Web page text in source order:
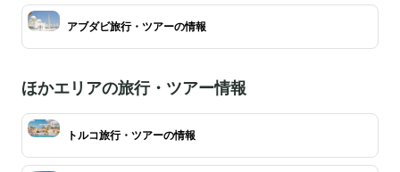
アブダビ旅行・ツアーの情報
ほかエリアの旅行・ツアー情報
トルコ旅行・ツアーの情報